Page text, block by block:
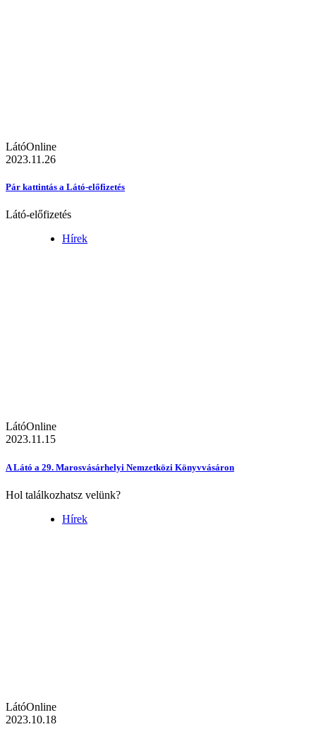
LátóOnline
2023.11.26
Pár kattintás a Látó-előfizetés
Látó-előfizetés
Hírek
LátóOnline
2023.11.15
A Látó a 29. Marosvásárhelyi Nemzetközi Könyvvásáron
Hol találkozhatsz velünk?
Hírek
LátóOnline
2023.10.18